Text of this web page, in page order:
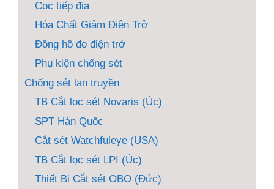
Cọc tiếp địa
Hóa Chất Giảm Điện Trở
Đồng hồ đo điện trở
Phụ kiện chống sét
Chống sét lan truyền
TB Cắt lọc sét Novaris (Úc)
SPT Hàn Quốc
Cắt sét Watchfuleye (USA)
TB Cắt lọc sét LPI (Úc)
Thiết Bị Cắt sét OBO (Đức)